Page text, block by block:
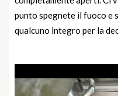
punto spegnete il fuoco e
qualcuno integro per la